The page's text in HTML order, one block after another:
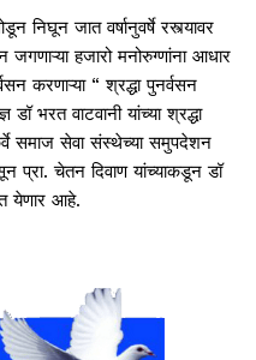
निघून जात वर्षानुवर्षे रस्त्यावर
हजारो मनोरुग्णांना आधार
करणाऱ्या “ श्रद्धा पुनर्वसन
भरत वाटवानी यांच्या श्रद्धा
समाज सेवा संस्थेच्या समुपदेशन
प्रा. चेतन दिवाण यांच्याकडून डॉ
येणार आहे.